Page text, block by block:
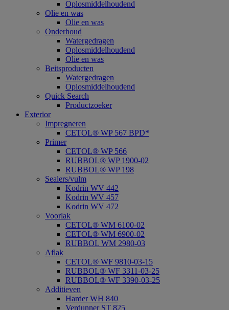
Oplosmiddelhoudend
Olie en was
Olie en was
Onderhoud
Watergedragen
Oplosmiddelhoudend
Olie en was
Beitsproducten
Watergedragen
Oplosmiddelhoudend
Quick Search
Productzoeker
Exterior
Impregneren
CETOL® WP 567 BPD*
Primer
CETOL® WP 566
RUBBOL® WP 1900-02
RUBBOL® WP 198
Sealers/vulm
Kodrin WV 442
Kodrin WV 457
Kodrin WV 472
Voorlak
CETOL® WM 6100-02
CETOL® WM 6900-02
RUBBOL WM 2980-03
Aflak
CETOL® WF 9810-03-15
RUBBOL® WF 3311-03-25
RUBBOL® WF 3390-03-25
Additieven
Harder WH 840
Verdunner ST 825